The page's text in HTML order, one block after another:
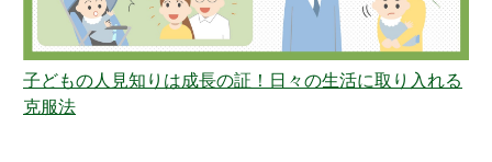
子どもの人見知りは成長の証！日々の生活に取り入れる
克服法